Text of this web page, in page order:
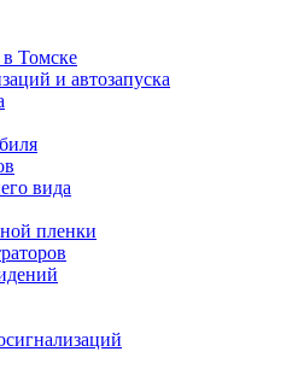
Томске
и автозапуска
вида
пленки